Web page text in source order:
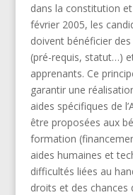
dans la constitution
février 2005, les
doivent bénéficier
(pré-requis, statut…)
apprenants. Ce
garantir une
aides spécifiques de
être proposées aux
formation
aides humaines et
difficultés liées au
droits et des chances